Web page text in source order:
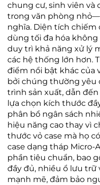
chung cư, sinh viên và
trong văn phòng
nghĩa. Diện tích
dùng tối đa hóa
duy trì khả năng xử lý
các hệ thống lớn hơn.
điểm nổi bật khác của
bởi chúng thường yêu
trình sản xuất, dẫn
lựa chọn kích thước
phân bổ ngân sách
hiệu năng cao thay vì
thước vỏ case mà họ
case dạng tháp Micro-
phần tiêu chuẩn, bao
đầy đủ, nhiều ổ lưu trữ
mạnh mẽ, đảm bảo